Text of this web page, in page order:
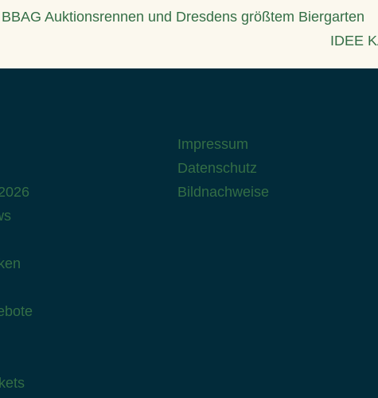
Auktionsrennen und Dresdens größtem Biergarten
IDEE
Impressum
Datenschutz
Bildnachweise